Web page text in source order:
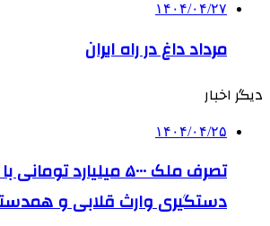
۱۴۰۴/۰۴/۲۷
مرداد داغ در راه ایران
دیگر اخبار
۱۴۰۴/۰۴/۲۵
تصرف ملک ۵۰۰۰ میلیارد
دستگیری وارث قلابی و